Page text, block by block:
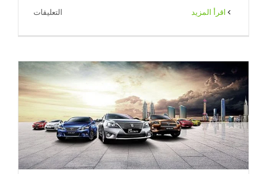
التعليقات
الفنطاس
|
ضيافة
الكويت
–
65080771
مغلقة